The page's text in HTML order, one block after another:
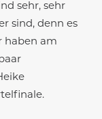
sehr, sehr
sind, denn es
haben am